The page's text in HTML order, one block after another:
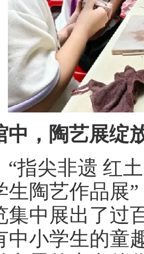
中，陶艺展绽
“指尖非遗 红
生陶艺作品展
集中展出了过
中小学生的童